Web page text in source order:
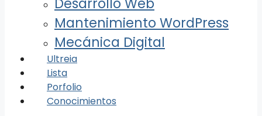
Mantenimiento WordPress
Mecánica Digital
Ultreia
Lista
Porfolio
Conocimientos